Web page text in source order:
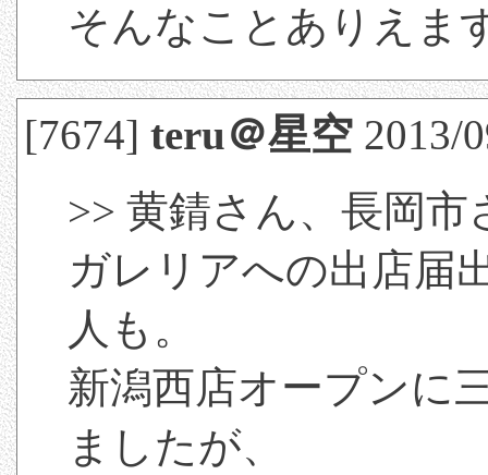
そんなことありえま
[7674]teru＠星空 2013/
>> 黄錆さん、長岡市
ガレリアへの出店届
人も。
新潟西店オープンに
ましたが、